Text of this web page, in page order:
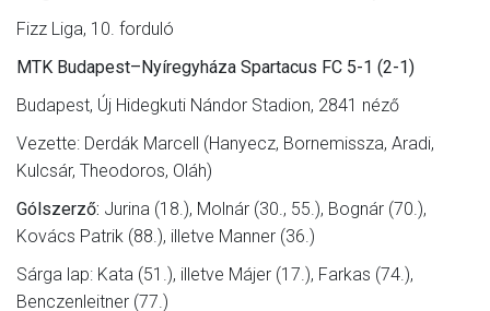
Fizz Liga, 10. forduló
MTK Budapest–Nyíregyháza Spartacus FC 5-1 (2-1)
Budapest, Új Hidegkuti Nándor Stadion, 2841 néző
Vezette: Derdák Marcell (Hanyecz, Bornemissza, Aradi,
Kulcsár, Theodoros, Oláh)
Gólszerző: Jurina (18.), Molnár (30., 55.), Bognár (70.),
Kovács Patrik (88.), illetve Manner (36.)
Sárga lap: Kata (51.), illetve Májer (17.), Farkas (74.),
Benczenleitner (77.)